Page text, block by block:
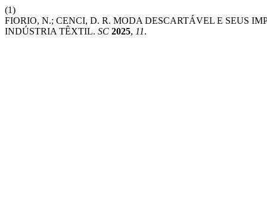
(1)
FIORIO, N.; CENCI, D. R. MODA DESCARTÁVEL E SEUS
INDÚSTRIA TÊXTIL. SC 2025, 11.